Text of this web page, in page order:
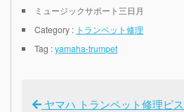
ミュージックサポート三日月
Category : トランペット修理
Tag :yamaha-trumpet
ヤマハ トランペット修理ピ